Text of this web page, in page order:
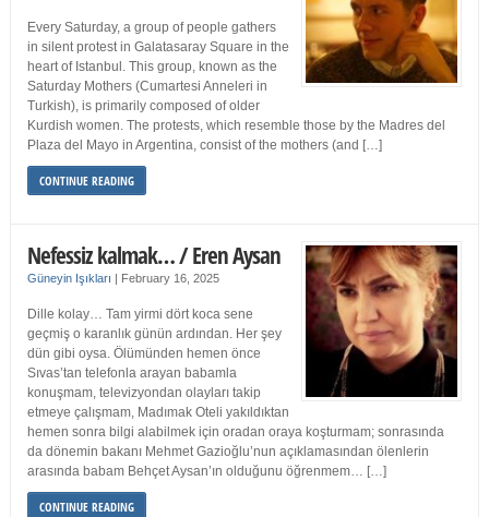
Every Saturday, a group of people gathers
in silent protest in Galatasaray Square in the
heart of Istanbul. This group, known as the
Saturday Mothers (Cumartesi Anneleri in
Turkish), is primarily composed of older
Kurdish women. The protests, which resemble those by the Madres del
Plaza del Mayo in Argentina, consist of the mothers (and […]
CONTINUE READING
Nefessiz kalmak… / Eren Aysan
Güneyin Işıkları | February 16, 2025
Dille kolay… Tam yirmi dört koca sene
geçmiş o karanlık günün ardından. Her şey
dün gibi oysa. Ölümünden hemen önce
Sıvas’tan telefonla arayan babamla
konuşmam, televizyondan olayları takip
etmeye çalışmam, Madımak Oteli yakıldıktan
hemen sonra bilgi alabilmek için oradan oraya koşturmam; sonrasında
da dönemin bakanı Mehmet Gazioğlu’nun açıklamasından ölenlerin
arasında babam Behçet Aysan’ın olduğunu öğrenmem… […]
CONTINUE READING